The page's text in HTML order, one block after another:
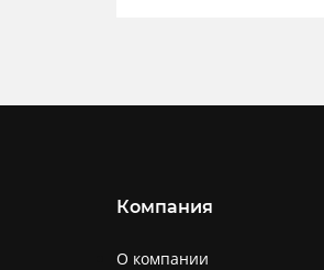
Компания
О компании